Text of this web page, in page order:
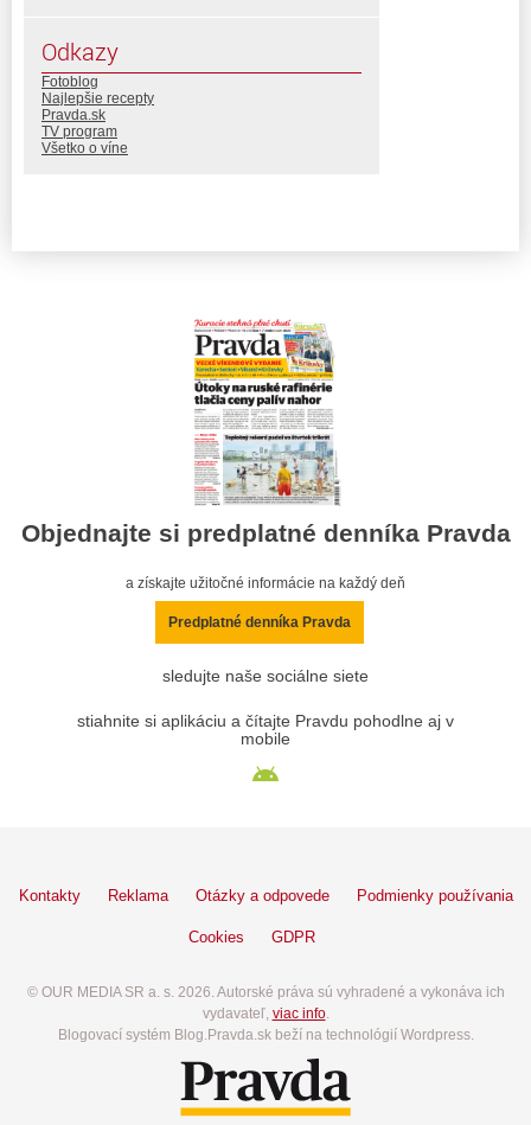
Odkazy
Fotoblog
Najlepšie recepty
Pravda.sk
TV program
Všetko o víne
Objednajte si predplatné denníka Pravda
a získajte užitočné informácie na každý deň
Predplatné denníka Pravda
sledujte naše sociálne siete
stiahnite si aplikáciu a čítajte Pravdu pohodlne aj v
mobile
Kontakty Reklama Otázky a odpovede Podmienky používania
Cookies GDPR
© OUR MEDIA SR a. s. 2026. Autorské práva sú vyhradené a vykonáva ich
vydavateľ, viac info.
Blogovací systém Blog.Pravda.sk beží na technológií Wordpress.